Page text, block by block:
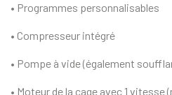
• Programmes personnalisables
• Compresseur intégré
• Pompe à vide (également
• Moteur de la cage avec 1